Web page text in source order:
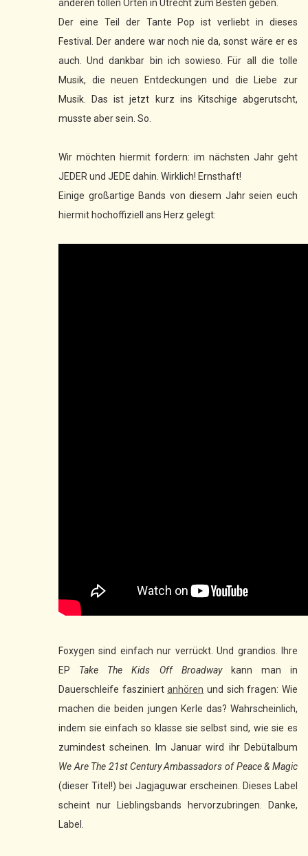
anderen tollen Orten in Utrecht zum Besten geben.
Der eine Teil der Tante Pop ist verliebt in dieses
Festival. Der andere war noch nie da, sonst wäre er es
auch. Und dankbar bin ich sowieso. Für all die tolle
Musik, die neuen Entdeckungen und die Liebe zur
Musik. Das ist jetzt kurz ins Kitschige abgerutscht,
musste aber sein. So.
Wir möchten hiermit fordern: im nächsten Jahr geht
JEDER und JEDE dahin. Wirklich! Ernsthaft!
Einige großartige Bands von diesem Jahr seien euch
hiermit hochoffiziell ans Herz gelegt:
Foxygen sind einfach nur verrückt. Und grandios. Ihre
EP Take The Kids Off Broadwaykann man in
Dauerschleife fasziniertanhören und sich fragen: Wie
machen die beiden jungen Kerle das? Wahrscheinlich,
indem sie einfach so klasse sie selbst sind, wie sie es
zumindest scheinen. Im Januar wird ihr Debütalbum
We Are The 21st Century Ambassadors of Peace & Magic
(dieser Titel!) bei Jagjaguwar erscheinen. Dieses Label
scheint nur Lieblingsbands hervorzubringen. Danke,
Label.